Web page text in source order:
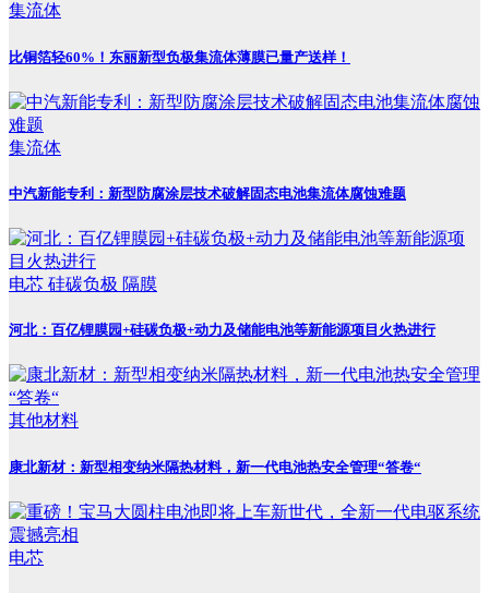
集流体
比铜箔轻60%！东丽新型负极集流体薄膜已量产送样！
集流体
中汽新能专利：新型防腐涂层技术破解固态电池集流体腐蚀难题
电芯 硅碳负极 隔膜
河北：百亿锂膜园+硅碳负极+动力及储能电池等新能源项目火热进行
其他材料
康北新材：新型相变纳米隔热材料，新一代电池热安全管理“答卷“
电芯